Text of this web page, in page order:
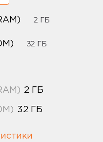
2 ГБ
32 ГБ
2 ГБ
32 ГБ